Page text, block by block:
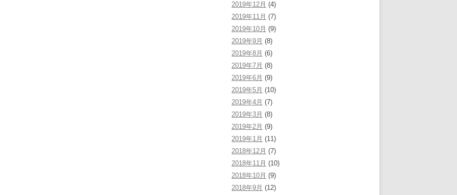
2019年12月 (4)
2019年11月 (7)
2019年10月 (9)
2019年9月 (8)
2019年8月 (6)
2019年7月 (8)
2019年6月 (9)
2019年5月 (10)
2019年4月 (7)
2019年3月 (8)
2019年2月 (9)
2019年1月 (11)
2018年12月 (7)
2018年11月 (10)
2018年10月 (9)
2018年9月 (12)